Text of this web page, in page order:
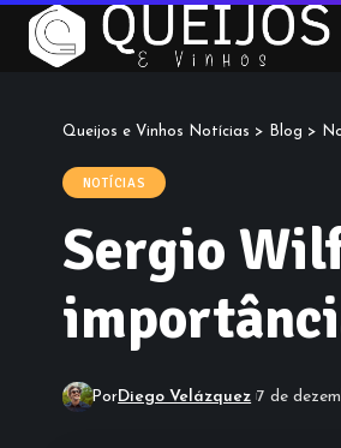
Queijos e Vinhos Notícias > Blog >
NOTÍCIAS
Sergio
PorDiego Velázquez 7 de